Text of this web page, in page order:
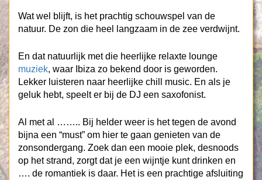
Wat wel blijft, is het prachtig schouwspel van de
natuur. De zon die heel langzaam in de zee verdwijnt.
En dat natuurlijk met die heerlijke relaxte lounge
muziek, waar Ibiza zo bekend door is geworden.
Lekker luisteren naar heerlijke chill music. En als je
geluk hebt, speelt er bij de DJ een saxofonist.
Al met al …….. Bij helder weer is het tegen de avond
bijna een “must” om hier te gaan genieten van de
zonsondergang. Zoek dan een mooie plek, desnoods
op het strand, zorgt dat je een wijntje kunt drinken en
…. de romantiek is daar. Het is een prachtige afsluiting